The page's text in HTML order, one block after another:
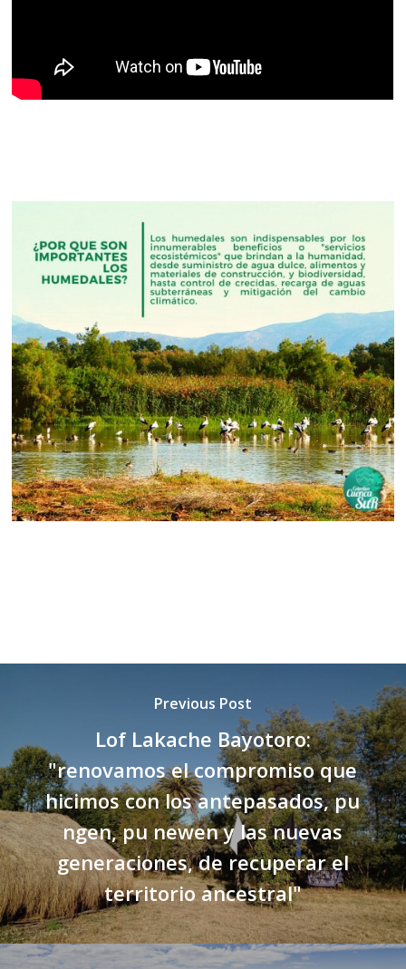
Previous Post
Lof Lakache Bayotoro:
"renovamos el compromiso que
hicimos con los antepasados, pu
ngen, pu newen y las nuevas
generaciones, de recuperar el
territorio ancestral"